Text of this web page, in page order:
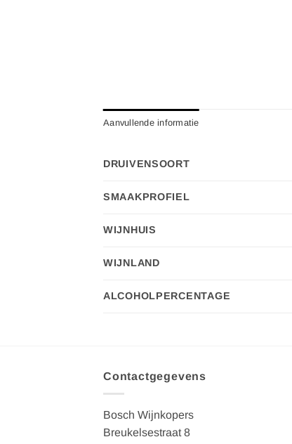
Aanvullende informatie
DRUIVENSOORT
SMAAKPROFIEL
WIJNHUIS
WIJNLAND
ALCOHOLPERCENTAGE
Contactgegevens
Bosch Wijnkopers
Breukelsestraat 8